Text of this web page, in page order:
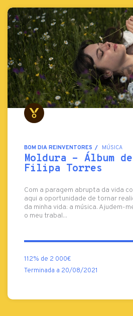
BOM DIA REINVENTORES MÚSICA
Moldura - Álbum
Filipa Torres
Com a paragem abrupta da vida
aqui a oportunidade de tornar
da minha vida: a música. Ajudem-
o meu trabal...
112% de 2 000€
Terminada a 20/08/2021